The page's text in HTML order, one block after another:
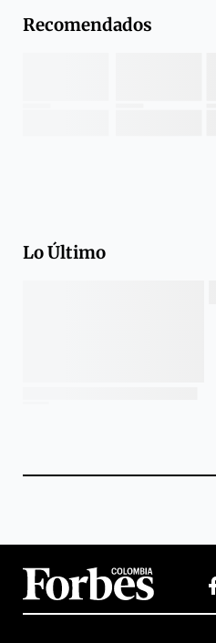
Recomendados
Lo Último